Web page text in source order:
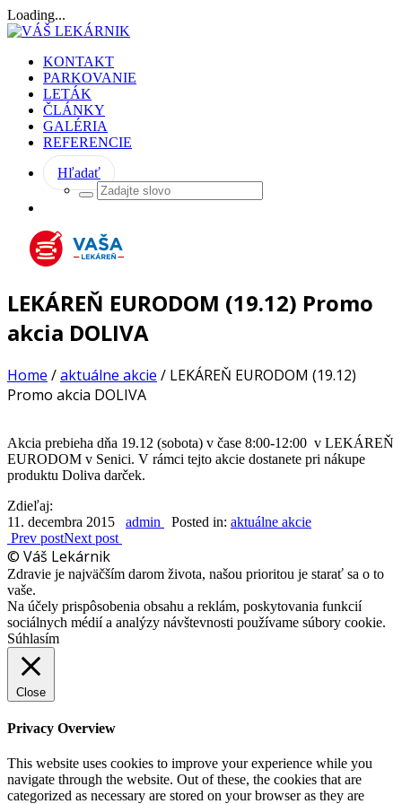
Loading...
KONTAKT
PARKOVANIE
LETÁK
ČLÁNKY
GALÉRIA
REFERENCIE
Hľadať
LEKÁREŇ EURODOM (19.12) Promo
akcia DOLIVA
Home /aktuálne akcie / LEKÁREŇ EURODOM (19.12)
Promo akcia DOLIVA
Akcia prebieha dňa 19.12 (sobota) v čase 8:00-12:00 v LEKÁREŇ
EURODOM v Senici. V rámci tejto akcie dostanete pri nákupe
produktu Doliva darček.
Zdieľaj:
11. decembra 2015
admin Posted in: aktuálne akcie
Prev postNext post
© Váš Lekárnik
Zdravie je najväčším darom života, našou prioritou je starať sa o to
vaše.
Na účely prispôsobenia obsahu a reklám, poskytovania funkcií
sociálnych médií a analýzy návštevnosti používame súbory cookie.
Súhlasím
Close
Privacy Overview
This website uses cookies to improve your experience while you
navigate through the website. Out of these, the cookies that are
categorized as necessary are stored on your browser as they are